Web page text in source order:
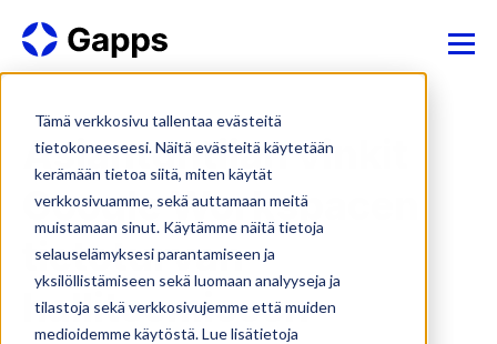
Tämä verkkosivu tallentaa evästeitä
tietokoneeseesi. Näitä evästeitä käytetään
kerämään tietoa siitä, miten käytät
verkkosivuamme, sekä auttamaan meitä
muistamaan sinut. Käytämme näitä tietoja
selauselämyksesi parantamiseen ja
yksilöllistämiseen sekä luomaan analyyseja ja
tilastoja sekä verkkosivujemme että muiden
medioidemme käytöstä. Lue lisätietoja
Asiantuntijan vinkit
Google Workspacen
tietoturvan
hallitsemiseen